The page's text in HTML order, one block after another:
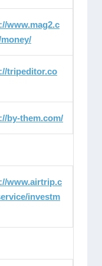
www.mag2.c
tripeditor.co
by-them.com/
www.airtrip.c
investm